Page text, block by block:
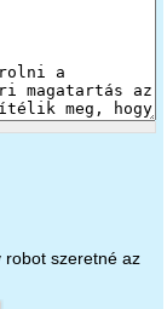
robot szeretné az